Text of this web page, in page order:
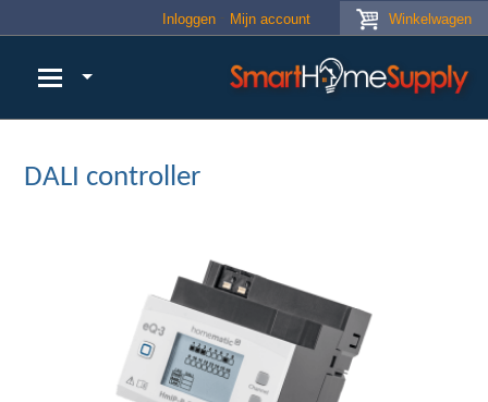
Winkelwagen
Inloggen Mijn account
DALI controller